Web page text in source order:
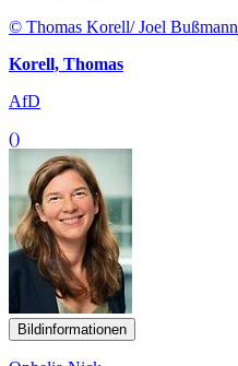
© Thomas Korell/ Joel Bußmann
Korell, Thomas
AfD
()
Bildinformationen